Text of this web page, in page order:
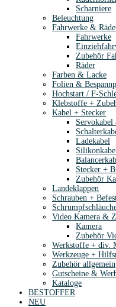
Scharniere
Beleuchtung
Fahrwerke &
Fahrwerke
Zubehör
Räder
Farben & Lacke
Folien &
Hochstart / F-
Klebstoffe +
Kabel + Stecker
Ladekabel
Stecker +
Zubehör
Landeklappen
Schrauben +
Video Kamera &
Kamera
Zubehör
Werkstoffe + div.
Werkzeuge +
Zubehör allgemein
Gutscheine &
Kataloge
BESTOFFER
NEU